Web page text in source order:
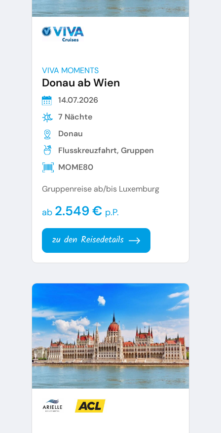
VIVA MOMENTS
Donau ab Wien
14.07.2026
7 Nächte
Donau
Flusskreuzfahrt, Gruppen
MOME80
Gruppenreise ab/bis Luxemburg
ab 2.549 € p.P.
zu den Reisedetails